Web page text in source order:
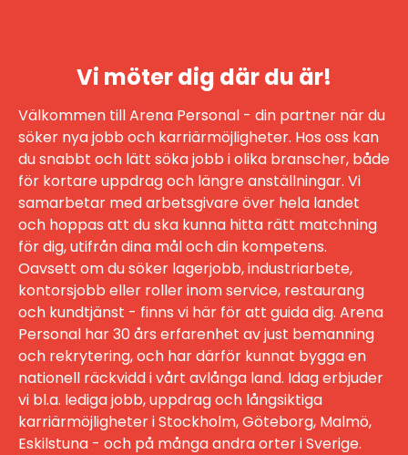
Vi möter dig där du är!
Välkommen till Arena Personal - din partner när du
söker nya jobb och karriärmöjligheter. Hos oss kan
du snabbt och lätt söka jobb i olika branscher, både
för kortare uppdrag och längre anställningar. Vi
samarbetar med arbetsgivare över hela landet
och hoppas att du ska kunna hitta rätt matchning
för dig, utifrån dina mål och din kompetens.
Oavsett om du söker lagerjobb, industriarbete,
kontorsjobb eller roller inom service, restaurang
och kundtjänst - finns vi här för att guida dig. Arena
Personal har 30 års erfarenhet av just bemanning
och rekrytering, och har därför kunnat bygga en
nationell räckvidd i vårt avlånga land. Idag erbjuder
vi bl.a. lediga jobb, uppdrag och långsiktiga
karriärmöjligheter i Stockholm, Göteborg, Malmö,
Eskilstuna - och på många andra orter i Sverige.